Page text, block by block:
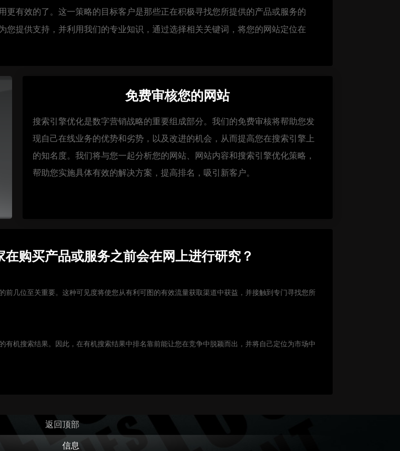
更有效的了。这一策略的目标客户是那些正在积极寻找您所提供的产品或服务的
您提供支持，并利用我们的专业知识，通过选择相关关键词，将您的网站定位在
免费审核您的网站
搜索引擎优化是数字营销战略的重要组成部分。我们的免费审核将帮助您发
现自己在线业务的优势和劣势，以及改进的机会，从而提高您在搜索引擎上
的知名度。我们将与您一起分析您的网站、网站内容和搜索引擎优化策略，
帮助您实施具体有效的解决方案，提高排名，吸引新客户。
在购买产品或服务之前会在网上进行研究？
几位至关重要。这种可见度将使您从有利可图的有效流量获取渠道中获益，并接触到专门寻找您所
机搜索结果。因此，在有机搜索结果中排名靠前能让您在竞争中脱颖而出，并将自己定位为市场中
返回顶部
信息